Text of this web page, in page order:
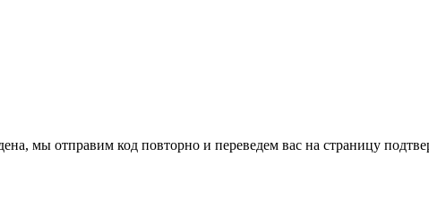
мы отправим код повторно и переведем вас на страницу